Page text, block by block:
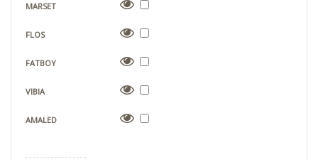
MARSET
FLOS
FATBOY
VIBIA
AMALED